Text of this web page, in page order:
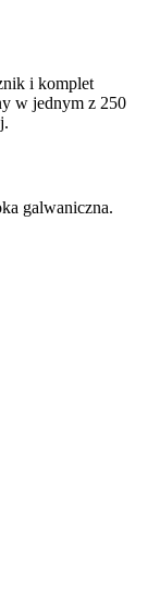
i komplet
w jednym z 250
galwaniczna.